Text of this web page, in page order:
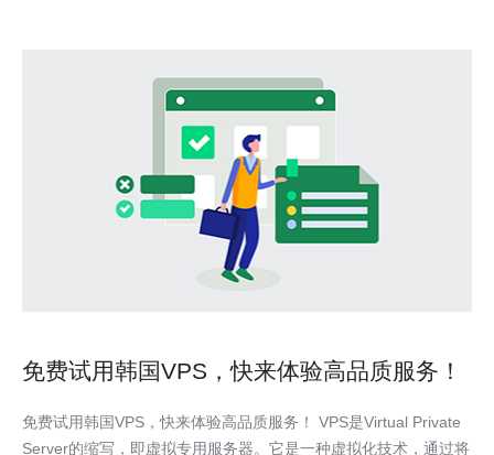
免费试用韩国VPS，快来体验高品质服务！
免费试用韩国VPS，快来体验高品质服务！ VPS是Virtual Private
Server的缩写，即虚拟专用服务器。它是一种虚拟化技术，通过将